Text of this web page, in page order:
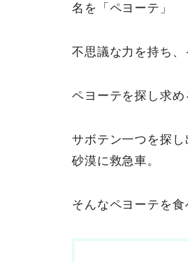
名を「ペヨーテ」
不思議な力を持ち
ペヨーテを探し求め
サボテン一つを探
砂漠に救急車。
そんなペヨーテを